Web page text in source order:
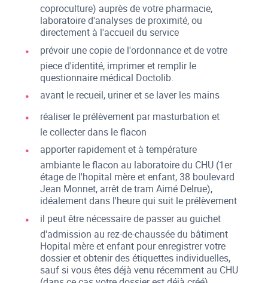
coproculture) auprès de votre pharmacie,
laboratoire d'analyses de proximité, ou
directement à l'accueil du service
prévoir une copie de l'ordonnance et de votre
piece d'identité, imprimer et remplir le
questionnaire médical Doctolib.
avant le recueil, uriner et se laver les mains
réaliser le prélèvement par masturbation et
le collecter dans le flacon
apporter rapidement et à température
ambiante le flacon au laboratoire du CHU (1er
étage de l'hopital mère et enfant, 38 boulevard
Jean Monnet, arrêt de tram Aimé Delrue),
idéalement dans l'heure qui suit le prélèvement
il peut être nécessaire de passer au guichet
d'admission au rez-de-chaussée du bâtiment
Hopital mère et enfant pour enregistrer votre
dossier et obtenir des étiquettes individuelles,
sauf si vous êtes déjà venu récemment au CHU